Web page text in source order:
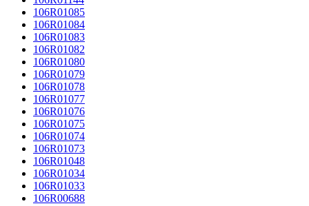
106R01085
106R01084
106R01083
106R01082
106R01080
106R01079
106R01078
106R01077
106R01076
106R01075
106R01074
106R01073
106R01048
106R01034
106R01033
106R00688